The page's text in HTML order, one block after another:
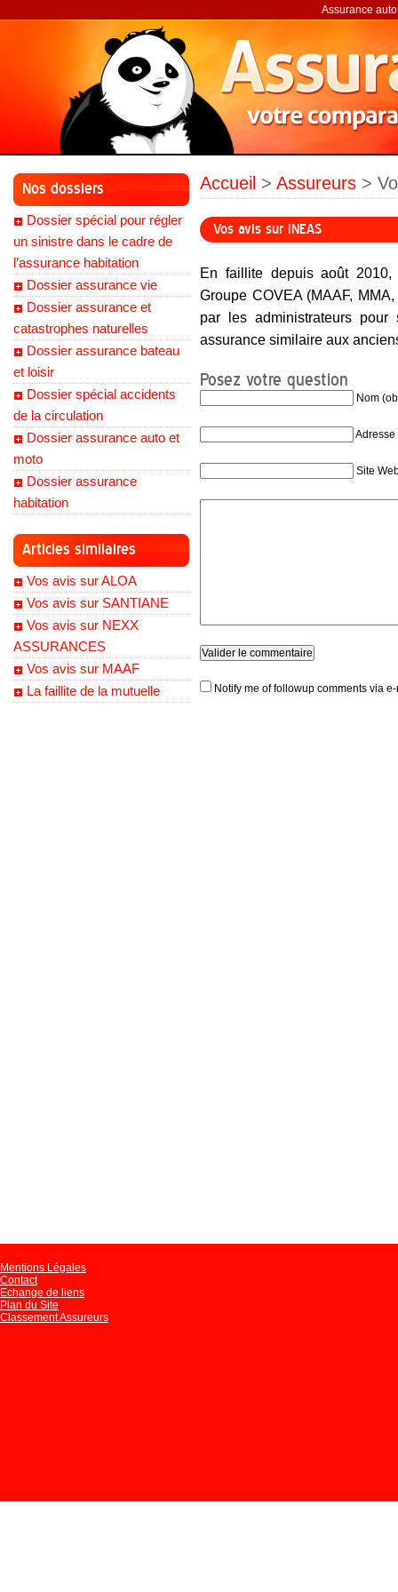
Assurance
Nos dossiers
Dossier spécial pour régler
un sinistre dans le cadre de
l’assurance habitation
Dossier assurance vie
Dossier assurance et
catastrophes naturelles
Dossier assurance bateau
et loisir
Dossier spécial accidents
de la circulation
Dossier assurance auto et
moto
Dossier assurance
habitation
Articles similaires
Vos avis sur ALOA
Vos avis sur SANTIANE
Vos avis sur NEXX
ASSURANCES
Vos avis sur MAAF
La faillite de la mutuelle
Accueil > Assureurs >
Vos avis sur INEAS
En faillite depuis août 2010,
Groupe COVEA (MAAF,
par les administrateurs pour
assurance similaire aux
Posez votre question
Nom
Site
Notify me of followup comments via
Mentions Légales
Contact
Echange de liens
Plan du Site
Classement Assureurs